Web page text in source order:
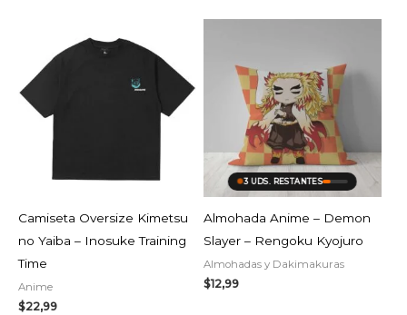
Camiseta Oversize Kimetsu
no Yaiba – Inosuke Training
Time
Anime
$22,99
3 UDS. RESTANTES
Almohada Anime – Demon
Slayer – Rengoku Kyojuro
Almohadas y Dakimakuras
$12,99